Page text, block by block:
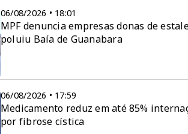
06/08/2026 • 18:01
MPF denuncia empresas donas de
poluiu Baía de Guanabara
06/08/2026 • 17:59
Medicamento reduz em até 85%
por fibrose cística